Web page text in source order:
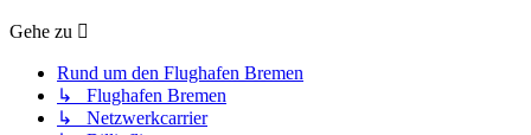
Gehe zu
Rund um den Flughafen Bremen
↳ Flughafen Bremen
↳ Netzwerkcarrier